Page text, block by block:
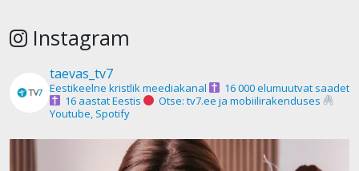
Instagram
taevas_tv7
Eestikeelne kristlik meediakanal
16 000 elumuutvat saadet
16 aastat Eestis
Otse: tv7.ee ja mobiilirakenduses
Youtube, Spotify